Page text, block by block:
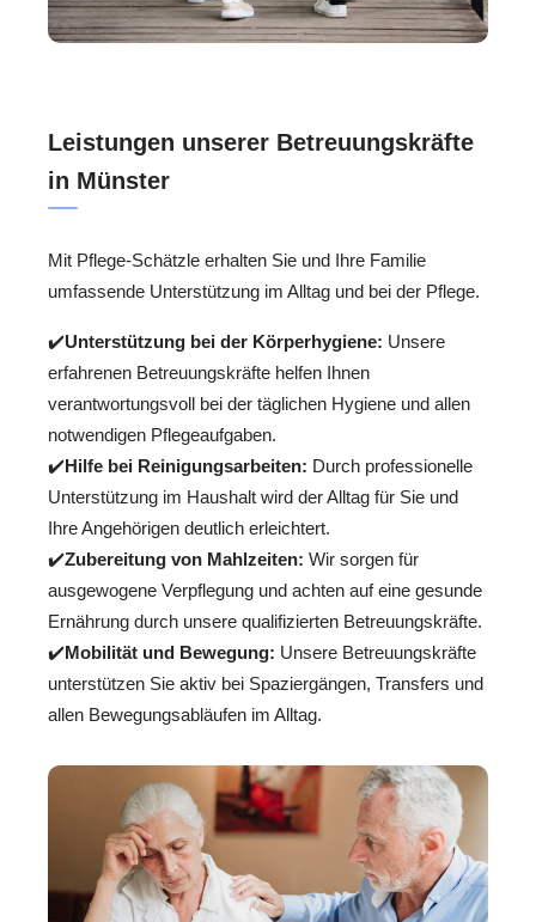
Leistungen unserer Betreuungskräfte
in Münster
Mit Pflege-Schätzle erhalten Sie und Ihre Familie
umfassende Unterstützung im Alltag und bei der Pflege.
✔️Unterstützung bei der Körperhygiene: Unsere
erfahrenen Betreuungskräfte helfen Ihnen
verantwortungsvoll bei der täglichen Hygiene und allen
notwendigen Pflegeaufgaben.
✔️Hilfe bei Reinigungsarbeiten: Durch professionelle
Unterstützung im Haushalt wird der Alltag für Sie und
Ihre Angehörigen deutlich erleichtert.
✔️Zubereitung von Mahlzeiten: Wir sorgen für
ausgewogene Verpflegung und achten auf eine gesunde
Ernährung durch unsere qualifizierten Betreuungskräfte.
✔️Mobilität und Bewegung: Unsere Betreuungskräfte
unterstützen Sie aktiv bei Spaziergängen, Transfers und
allen Bewegungsabläufen im Alltag.